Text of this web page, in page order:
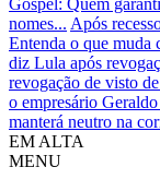
nomes... Após
Entenda o que muda
diz Lula após
revogação de visto
o empresário
manterá neutro na
EM ALTA
MENU